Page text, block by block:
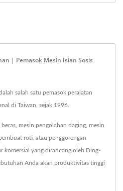
| Pemasok Mesin Isian Sosis
salah satu pemasok peralatan
di Taiwan, sejak 1996.
mesin pengolahan daging, mesin
roti, atau penggorengan
komersial yang dirancang oleh Ding-
Anda akan produktivitas tinggi